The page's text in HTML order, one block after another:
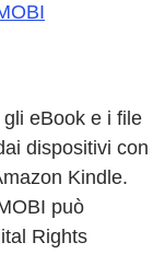
gli eBook e i file
dispositivi con
Kindle.
può
Rights